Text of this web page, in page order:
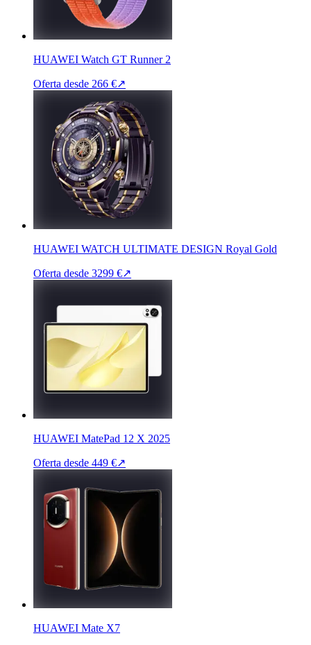
HUAWEI Watch GT Runner 2
Oferta desde 266 €↗
HUAWEI WATCH ULTIMATE DESIGN Royal Gold
Oferta desde 3299 €↗
HUAWEI MatePad 12 X 2025
Oferta desde 449 €↗
HUAWEI Mate X7